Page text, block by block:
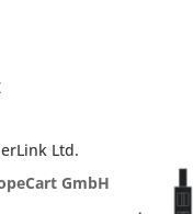
Ltd.
GmbH